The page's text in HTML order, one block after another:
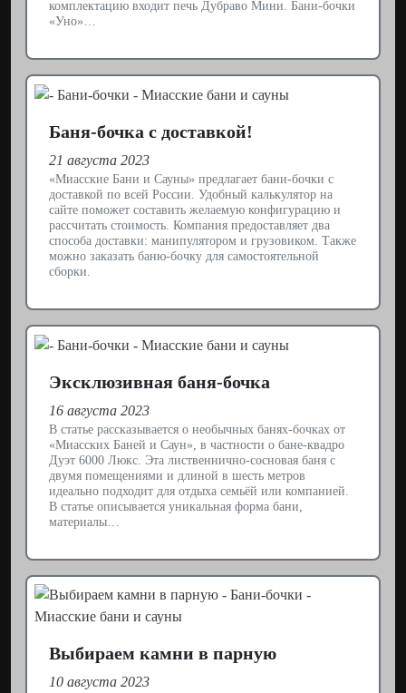
комплектацию входит печь Дубраво Мини. Бани-бочки
«Уно»…
Баня-бочка с доставкой!
21 августа 2023
«Миасские Бани и Сауны» предлагает бани-бочки с
доставкой по всей России. Удобный калькулятор на
сайте поможет составить желаемую конфигурацию и
рассчитать стоимость. Компания предоставляет два
способа доставки: манипулятором и грузовиком. Также
можно заказать баню-бочку для самостоятельной
сборки.
Эксклюзивная баня-бочка
16 августа 2023
В статье рассказывается о необычных банях-бочках от
«Миасских Баней и Саун», в частности о бане-квадро
Дуэт 6000 Люкс. Эта лиственнично-сосновая баня с
двумя помещениями и длиной в шесть метров
идеально подходит для отдыха семьёй или компанией.
В статье описывается уникальная форма бани,
материалы…
Выбираем камни в парную
10 августа 2023